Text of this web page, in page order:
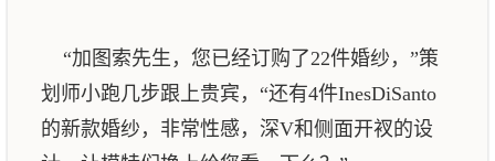
“加图索先生，您已经订购了22件婚纱，”策
划师小跑几步跟上贵宾，“还有4件InesDiSanto
的新款婚纱，非常性感，深V和侧面开衩的设